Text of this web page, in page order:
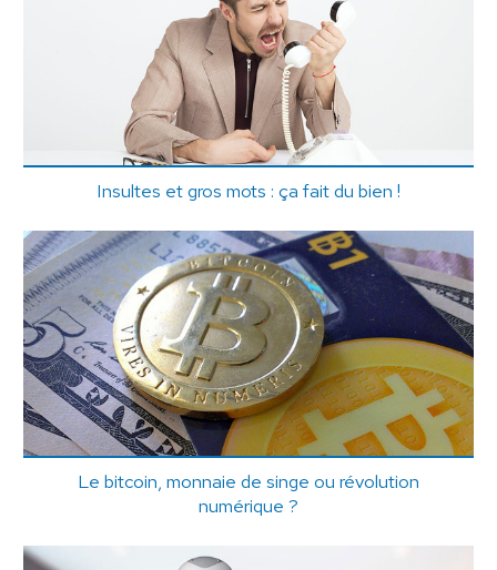
Insultes et gros mots : ça fait du bien !
Le bitcoin, monnaie de singe ou révolution
numérique ?